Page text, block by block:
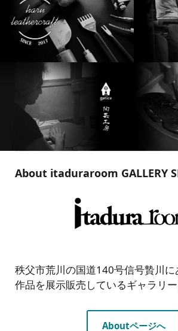
About itaduraroom GALLERY
秩父市荒川の国道140号信号贄川
作品を展示販売しているギャラリー
Aboutページへ